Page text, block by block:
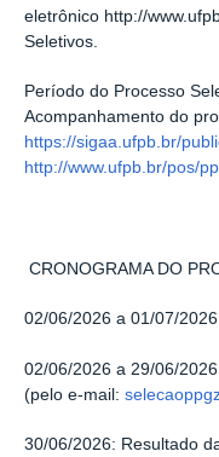
eletrônico http://
Seletivos.
Período do Processo
Acompanhamento do
https://sigaa.ufpb.br/
http://www.ufpb.br/pos/
CRONOGRAMA DO
02/06/2026 a 01/07/
02/06/2026 a 29/06/
(pelo e-mail:
30/06/2026: Resultado